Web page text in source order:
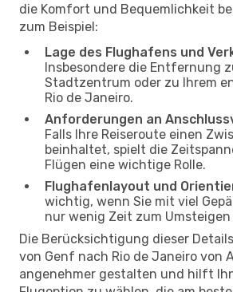
die Komfort und Bequemlichkeit
zum Beispiel:
Lage des Flughafens und
Insbesondere die Entfernung
Stadtzentrum oder zu Ihrem
Rio de Janeiro.
Anforderungen an
Falls Ihre Reiseroute einen
beinhaltet, spielt die
Flügen eine wichtige Rolle.
Flughafenlayout und
wichtig, wenn Sie mit viel
nur wenig Zeit zum Umsteigen
Die Berücksichtigung dieser
von Genf nach Rio de Janeiro von
angenehmer gestalten und hilft